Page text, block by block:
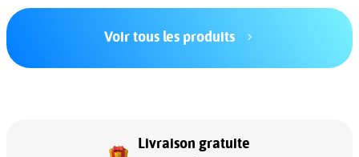
Voir tous les produits
Livraison gratuite